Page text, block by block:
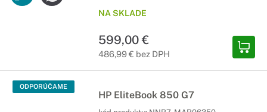
NA SKLADE
599,00 €
486,99 € bez DPH
ODPORÚČAME
HP EliteBook 850 G7